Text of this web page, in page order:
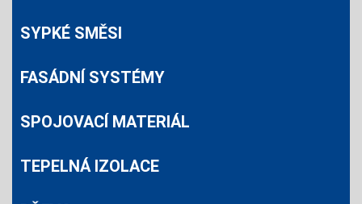
SYPKÉ SMĚSI
FASÁDNÍ SYSTÉMY
SPOJOVACÍ MATERIÁL
TEPELNÁ IZOLACE